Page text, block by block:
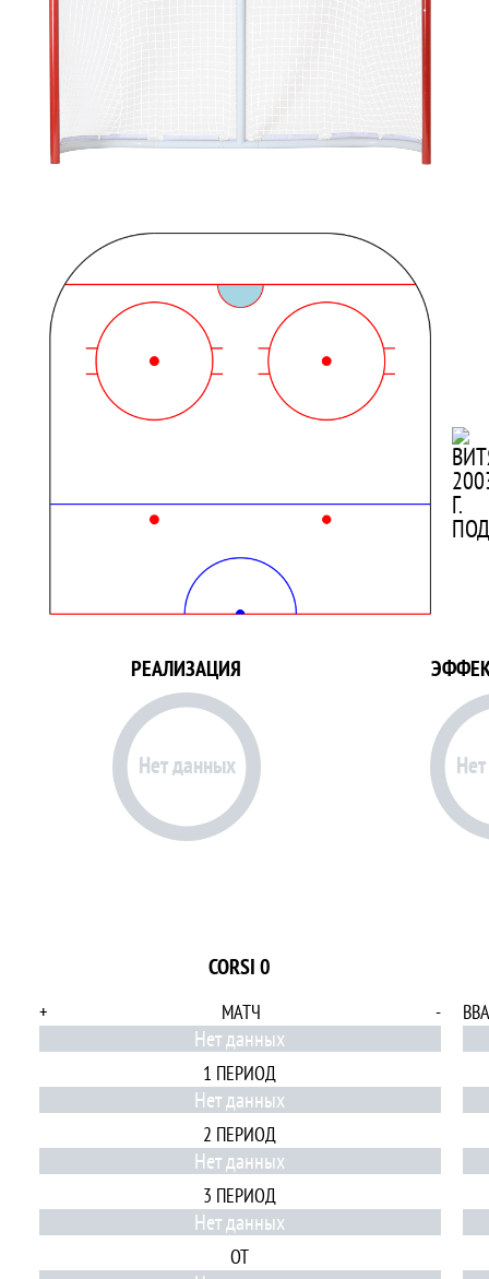
РЕАЛИЗАЦИЯ
CORSI 0
+ МАТЧ -
Нет данных
1 ПЕРИОД
Нет данных
2 ПЕРИОД
Нет данных
3 ПЕРИОД
Нет данных
ОТ
ВВА